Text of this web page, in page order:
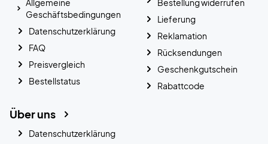
Allgemeine
Geschäftsbedingungen
Datenschutzerklärung
FAQ
Preisvergleich
Bestellstatus
Bestellung widerrufen
Lieferung
Reklamation
Rücksendungen
Geschenkgutschein
Rabattcode
Über uns
Datenschutzerklärung